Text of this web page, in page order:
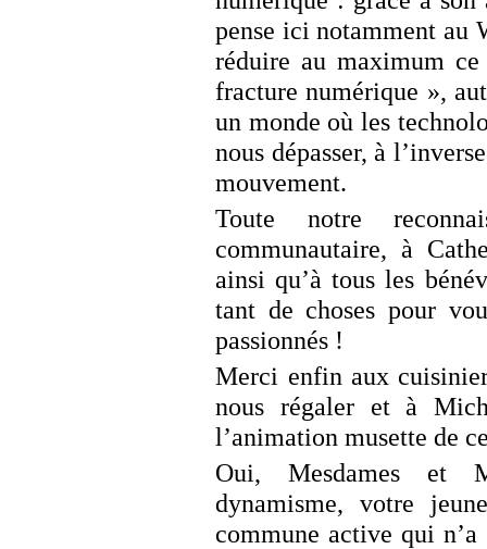
pense ici notamment au
réduire au maximum
fracture numérique »,
un monde où les
nous dépasser, à
mouvement.
Toute notre
communautaire, à
ainsi qu’à tous les
tant de choses pour
passionnés !
Merci enfin aux
nous régaler et à
l’animation musette de
Oui, Mesdames et
dynamisme, votre
commune active qui